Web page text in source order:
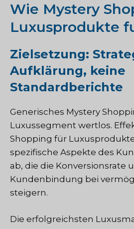
Wie Mystery
Luxusprodukte
Zielsetzung:
Aufklärung, keine
Standardberichte
Generisches Mystery
Luxussegment wertlos.
Shopping für
spezifische Aspekte des
ab, die die Konversionsrate
Kundenbindung bei
steigern.
Die erfolgreichsten